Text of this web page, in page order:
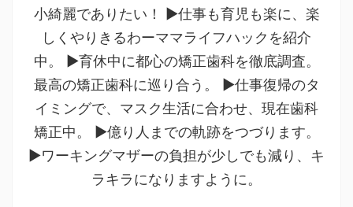
小綺麗でありたい！ ▶仕事も育児も楽に、楽
しくやりきるわーママライフハックを紹介
中。 ▶育休中に都心の矯正歯科を徹底調査。
最高の矯正歯科に巡り合う。 ▶仕事復帰のタ
イミングで、マスク生活に合わせ、現在歯科
矯正中。 ▶億り人までの軌跡をつづります。
▶ワーキングマザーの負担が少しでも減り、キ
ラキラになりますように。